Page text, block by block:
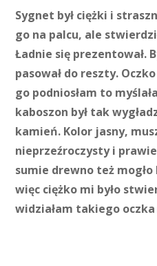
Sygnet był ciężki i
go na palcu, ale
Ładnie się prezentował.
pasował do reszty.
go podniosłam to
kaboszon był tak
kamień. Kolor jasny,
nieprzeźroczysty i
sumie drewno też
więc ciężko mi było
widziałam takiego